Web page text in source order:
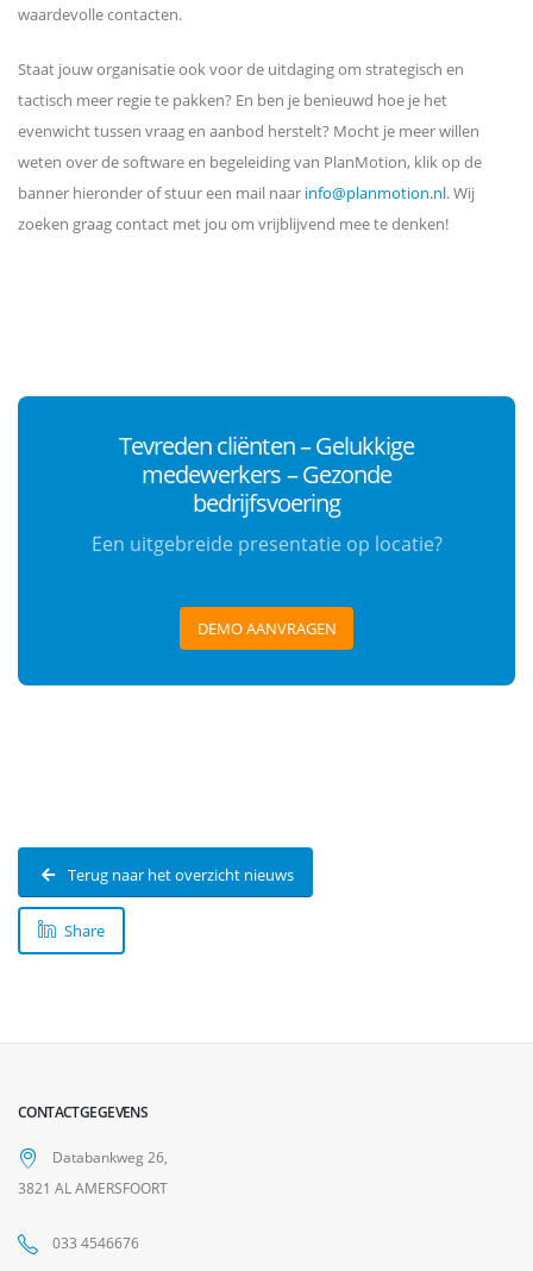
waardevolle contacten.
Staat jouw organisatie ook voor de uitdaging om strategisch en
tactisch meer regie te pakken? En ben je benieuwd hoe je het
evenwicht tussen vraag en aanbod herstelt? Mocht je meer willen
weten over de software en begeleiding van PlanMotion, klik op de
banner hieronder of stuur een mail naar info@planmotion.nl. Wij
zoeken graag contact met jou om vrijblijvend mee te denken!
Tevreden cliënten – Gelukkige
medewerkers – Gezonde
bedrijfsvoering
Een uitgebreide presentatie op locatie?
DEMO AANVRAGEN
Terug naar het overzicht nieuws
Share
CONTACTGEGEVENS
Databankweg 26,
3821 AL AMERSFOORT
033 4546676